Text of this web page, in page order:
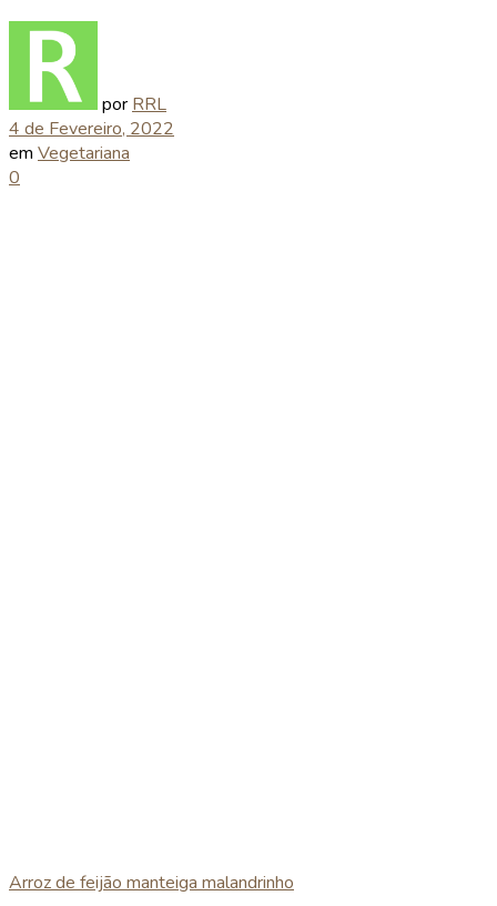
por RRL
4 de Fevereiro, 2022
em Vegetariana
0
Arroz de feijão manteiga malandrinho